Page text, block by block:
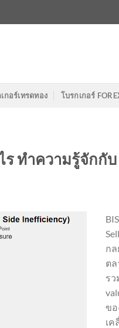
กอร์เทรดทอง โบรกเกอร์
ร ทำความรู้จักกั
กล
ต
รว
ขอ
เ